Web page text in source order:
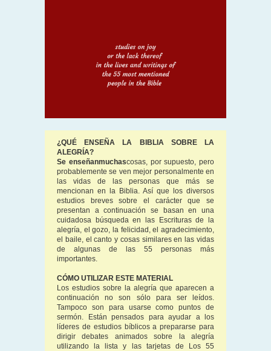
¿QUÉ ENSEÑA LA BIBLIA SOBRE LA
ALEGRÍA?
Se enseñanmuchascosas, por supuesto, pero
probablemente se ven mejor personalmente en
las vidas de las personas que más se
mencionan en la Biblia. Así que los diversos
estudios breves sobre el carácter que se
presentan a continuación se basan en una
cuidadosa búsqueda en las Escrituras de la
alegría, el gozo, la felicidad, el agradecimiento,
el baile, el canto y cosas similares en las vidas
de algunas de las 55 personas más
importantes.
CÓMO UTILIZAR ESTE MATERIAL
Los estudios sobre la alegría que aparecen a
continuación no son sólo para ser leídos.
Tampoco son para usarse como puntos de
sermón. Están pensados para ayudar a los
líderes de estudios bíblicos a prepararse para
dirigir debates animados sobre la alegría
utilizando la lista y las tarjetas de Los 55